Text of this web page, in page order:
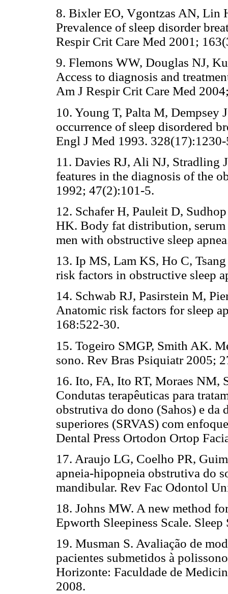
8. Bixler EO, Vgontzas AN, Lin
Prevalence of sleep disorder
Respir Crit Care Med 2001;
9. Flemons WW, Douglas NJ,
Access to diagnosis and
Am J Respir Crit Care Med
10. Young T, Palta M, Dempsey
occurrence of sleep disordered
Engl J Med 1993.
11. Davies RJ, Ali NJ, Stradling
features in the diagnosis of the
1992; 47(2):101-5.
12. Schafer H, Pauleit D,
HK. Body fat distribution,
men with obstructive sleep
13. Ip MS, Lam KS, Ho C,
risk factors in obstructive sleep
14. Schwab RJ, Pasirstein M,
Anatomic risk factors for sleep
168:522-30.
15. Togeiro SMGP, Smith AK.
sono. Rev Bras Psiquiatr 2005;
16. Ito, FA, Ito RT, Moraes NM,
Condutas terapêuticas para
obstrutiva do dono (Sahos) e da
superiores (SRVAS) com
Dental Press Ortodon Ortop
17. Araujo LG, Coelho PR,
apneia-hipopneia obstrutiva do
mandibular. Rev Fac Odontol
18. Johns MW. A new method
Epworth Sleepiness Scale.
19. Musman S. Avaliação de
pacientes submetidos à
Horizonte: Faculdade de
2008.